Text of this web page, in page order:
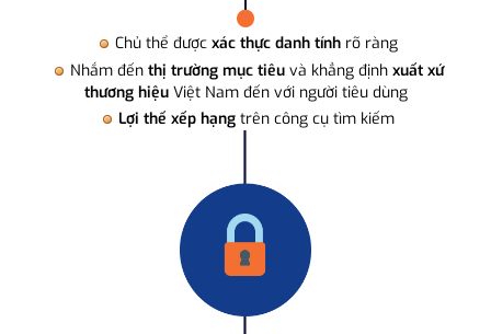
Chủ thể được xác thực danh tính rõ ràng
Nhắm đến thị trường mục tiêuvà khẳng định xuất xứ
thương hiệuViệt Nam đến với người tiêu dùng
Lợi thế xếp hạng trên công cụ tìm kiếm